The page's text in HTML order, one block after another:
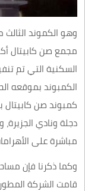
وهو الكموند
السكنية التي تم
الكمبوند بموقعه
كمبوند صن كابيتال
دجلة ونادي
مباشرة على
وكما ذكرنا فإن
قامت الشركة